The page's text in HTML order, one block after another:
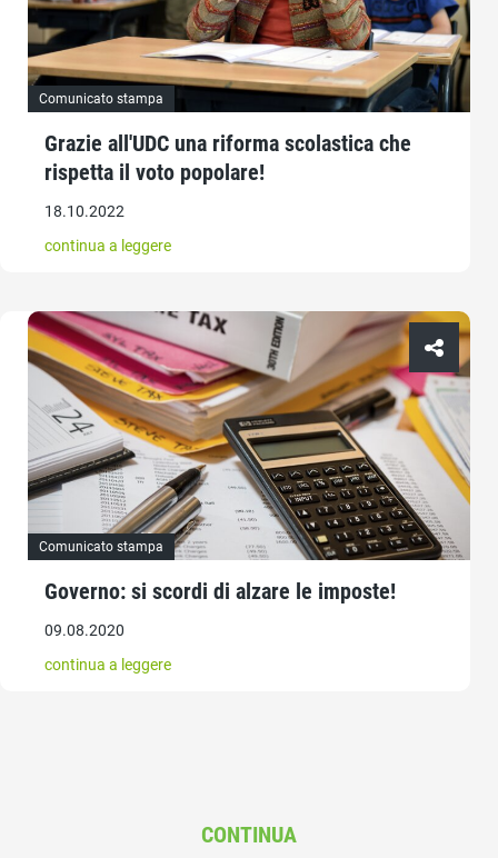
Comunicato stampa
Grazie all'UDC una riforma scolastica che
rispetta il voto popolare!
18.10.2022
continua a leggere
Comunicato stampa
Governo: si scordi di alzare le imposte!
09.08.2020
continua a leggere
CONTINUA